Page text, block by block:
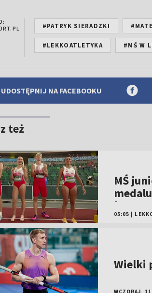
#PATRYK SIERADZKI
#LEKKOATLETYKA #MŚ W
UDOSTĘPNIJ NA FACEBOOKU
też
MŚ
05:05
Wielki
WCZORAJ,